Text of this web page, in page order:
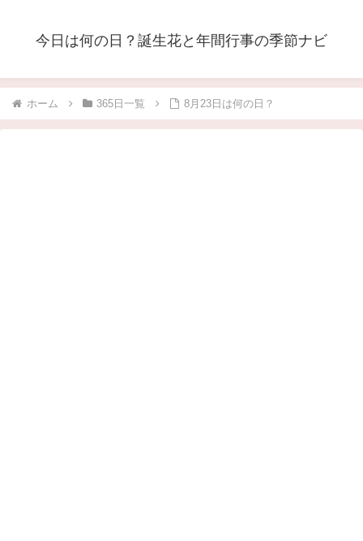
今日は何の日？誕生花と年間行事の季節ナビ
ホーム 365日一覧 8月23日は何の日？